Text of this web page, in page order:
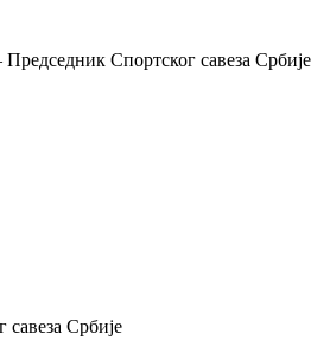
Спортског савеза Србије
савеза Србије